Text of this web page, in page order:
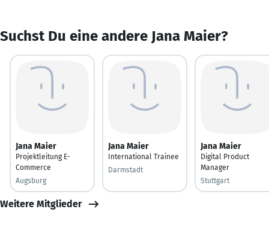
Suchst Du eine andere Jana Maier?
Jana Maier
Projektleitung E-
Commerce
Augsburg
Jana Maier
International Trainee
Darmstadt
Jana Maier
Digital Product
Manager
Stuttgart
Weitere Mitglieder